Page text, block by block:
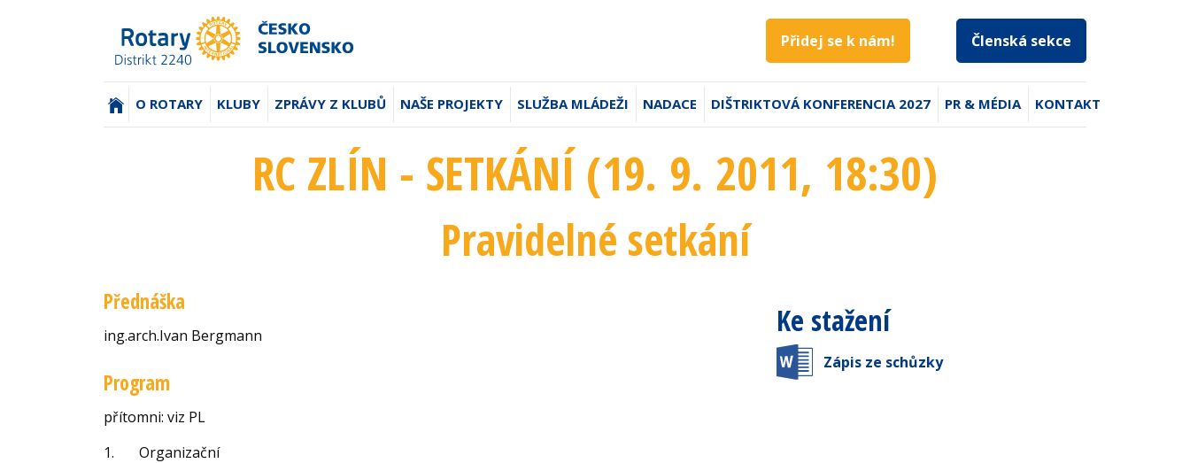
Přidej se k nám! Členská sekce
(AKTUÁLNÍ)
O ROTARY KLUBY ZPRÁVY Z KLUBŮ NAŠE PROJEKTY SLUŽBA MLÁDEŽI NADACE DIŠTRIKTOVÁ KONFERENCIA 2027 PR & MÉDIA KONTAKT
RC ZLÍN - SETKÁNÍ (19. 9. 2011, 18:30)
Pravidelné setkání
Přednáška
ing.arch.Ivan Bergmann
Program
přítomni: viz PL
1.
Organizační
Ke stažení
Zápis ze schůzky